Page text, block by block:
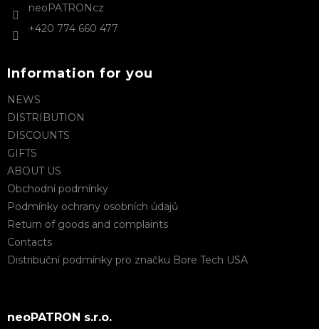
neoPATRONcz
+420 774 660 477
Information for you
NEWS
DISTRIBUTION
DISCOUNTS
GIFTS
ABOUT US
Obchodní podmínky
Podmínky ochrany osobních údajů
Return of goods and complaints
Contacts
Distribuční podmínky pro značku Bore Tech USA
neoPATRON s.r.o.